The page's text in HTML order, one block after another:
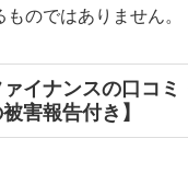
のではありません。
イナンスの口コミ
害報告付き】